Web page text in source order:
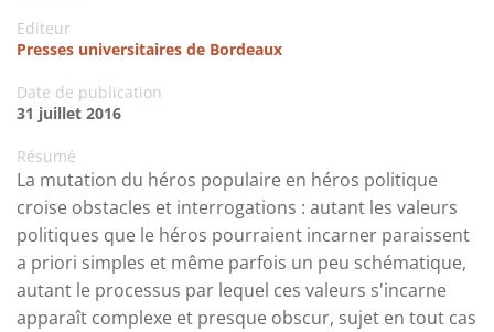
Editeur
Presses universitaires de Bordeaux
Date de publication
31 juillet 2016
Résumé
La mutation du héros populaire en héros politique
croise obstacles et interrogations : autant les valeurs
politiques que le héros pourraient incarner paraissent
a priori simples et même parfois un peu schématique,
autant le processus par lequel ces valeurs s'incarne
apparaît complexe et presque obscur, sujet en tout cas